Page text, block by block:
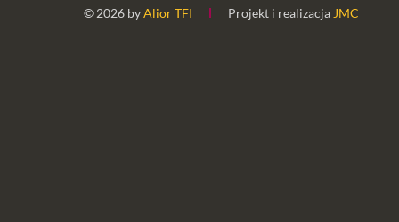
© 2026 byAlior TFI Projekt i realizacja JMC